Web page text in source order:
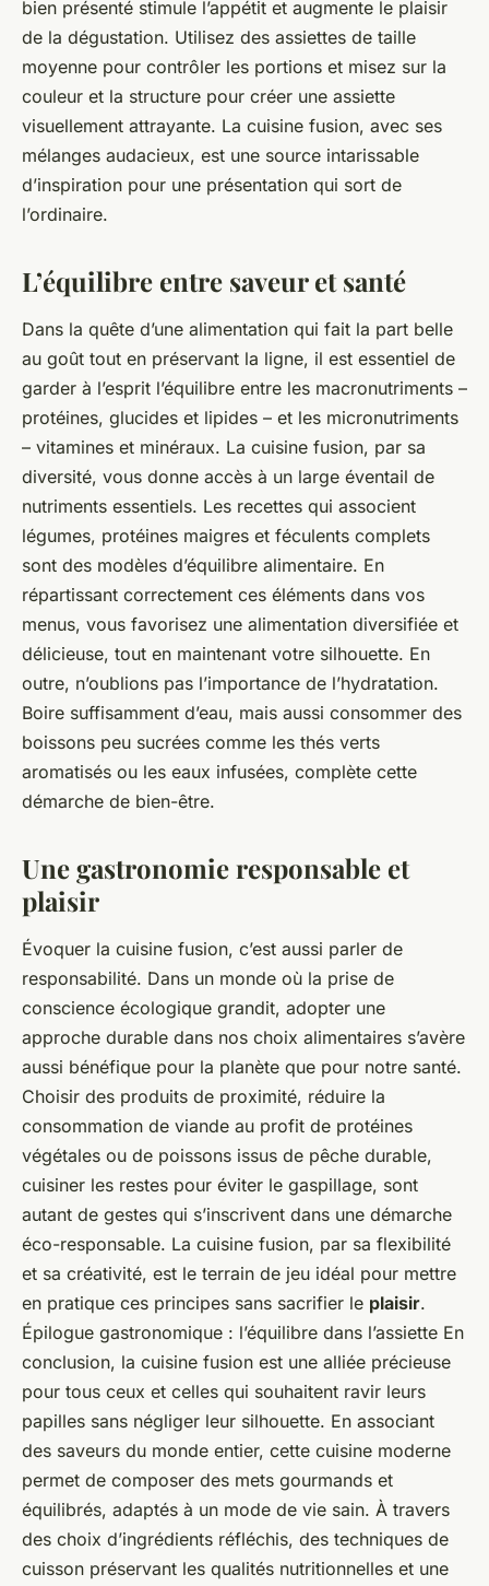
bien présenté stimule l’appétit et augmente le plaisir
de la dégustation. Utilisez des assiettes de taille
moyenne pour contrôler les portions et misez sur la
couleur et la structure pour créer une assiette
visuellement attrayante. La cuisine fusion, avec ses
mélanges audacieux, est une source intarissable
d’inspiration pour une présentation qui sort de
l’ordinaire.
L’équilibre entre saveur et santé
Dans la quête d’une alimentation qui fait la part belle
au goût tout en préservant la ligne, il est essentiel de
garder à l’esprit l’équilibre entre les macronutriments –
protéines, glucides et lipides – et les micronutriments
– vitamines et minéraux. La cuisine fusion, par sa
diversité, vous donne accès à un large éventail de
nutriments essentiels. Les recettes qui associent
légumes, protéines maigres et féculents complets
sont des modèles d’équilibre alimentaire. En
répartissant correctement ces éléments dans vos
menus, vous favorisez une alimentation diversifiée et
délicieuse, tout en maintenant votre silhouette. En
outre, n’oublions pas l’importance de l’hydratation.
Boire suffisamment d’eau, mais aussi consommer des
boissons peu sucrées comme les thés verts
aromatisés ou les eaux infusées, complète cette
démarche de bien-être.
Une gastronomie responsable et
plaisir
Évoquer la cuisine fusion, c’est aussi parler de
responsabilité. Dans un monde où la prise de
conscience écologique grandit, adopter une
approche durable dans nos choix alimentaires s’avère
aussi bénéfique pour la planète que pour notre santé.
Choisir des produits de proximité, réduire la
consommation de viande au profit de protéines
végétales ou de poissons issus de pêche durable,
cuisiner les restes pour éviter le gaspillage, sont
autant de gestes qui s’inscrivent dans une démarche
éco-responsable. La cuisine fusion, par sa flexibilité
et sa créativité, est le terrain de jeu idéal pour mettre
en pratique ces principes sans sacrifier le plaisir.
Épilogue gastronomique : l’équilibre dans l’assiette En
conclusion, la cuisine fusion est une alliée précieuse
pour tous ceux et celles qui souhaitent ravir leurs
papilles sans négliger leur silhouette. En associant
des saveurs du monde entier, cette cuisine moderne
permet de composer des mets gourmands et
équilibrés, adaptés à un mode de vie sain. À travers
des choix d’ingrédients réfléchis, des techniques de
cuisson préservant les qualités nutritionnelles et une